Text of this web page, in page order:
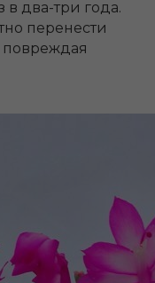
в два-три года.
перенести
повреждая